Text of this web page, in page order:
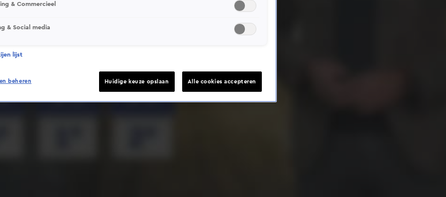
Deze video is niet beschikbaar op je huidige locatie
& Commercieel
& Social media
lijst
beheren Huidige keuze opslaan Alle cookies accepteren